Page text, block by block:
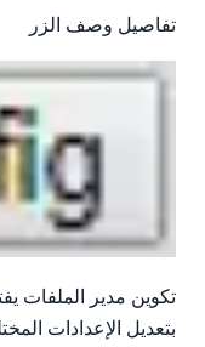
تفاصيل وصف الزر
تكوين مدير الملفات
بتعديل الإعدادات